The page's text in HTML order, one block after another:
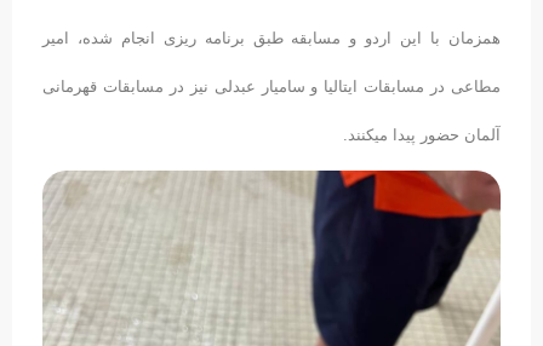
همزمان با این اردو و مسابقه طبق برنامه ریزی انجام شده، امیر
مطاعی در مسابقات ایتالیا و سامیار عبدلی نیز در مسابقات قهرمانی
آلمان حضور پیدا میکنند.